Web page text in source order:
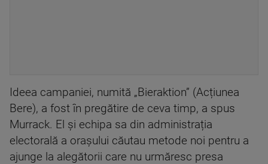
Ideea campaniei, numită „Bieraktion” (Acțiunea
Bere), a fost în pregătire de ceva timp, a spus
Murrack. El și echipa sa din administrația
electorală a orașului căutau metode noi pentru a
ajunge la alegătorii care nu urmăresc presa